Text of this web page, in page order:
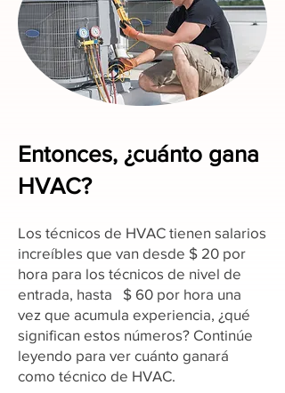
Entonces, ¿cuánto gana
HVAC?
Los técnicos de HVAC tienen salarios
increíbles que van desde $ 20 por
hora para los técnicos de nivel de
entrada, hasta $ 60 por hora una
vez que acumula experiencia, ¿qué
significan estos números? Continúe
leyendo para ver cuánto ganará
como técnico de HVAC.